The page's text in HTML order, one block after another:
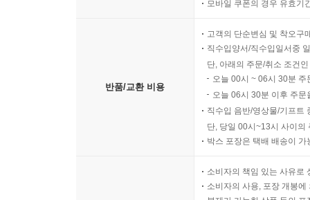
모바일 쿠폰의 경우 유효기
반품/교환 비용
고객의 단순변심 및 착오구
직수입양서/직수입일서중
단, 아래의 주문/취소 조건
오늘 00시 ~ 06시 30분
오늘 06시 30분 이후 주
직수입 음반/영상물/기프트
단, 당일 00시~13시 사이의
박스 포장은 택배 배송이
소비자의 책임 있는 사유로
소비자의 사용, 포장 개봉